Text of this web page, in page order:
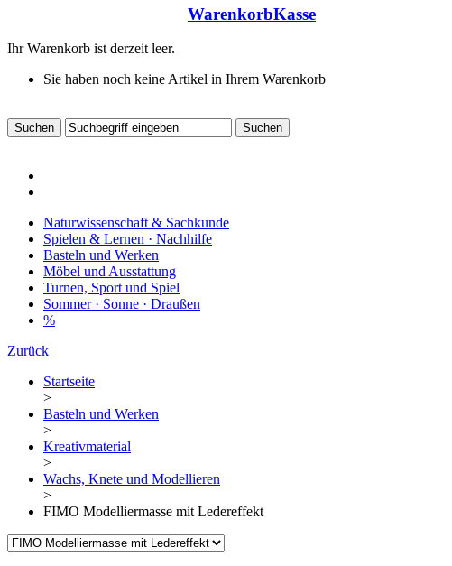
WarenkorbKasse
Ihr Warenkorb ist derzeit leer.
Sie haben noch keine Artikel in Ihrem Warenkorb
Naturwissenschaft & Sachkunde
Spielen & Lernen · Nachhilfe
Basteln und Werken
Möbel und Ausstattung
Turnen, Sport und Spiel
Sommer · Sonne · Draußen
%
Zurück
Startseite
>
Basteln und Werken
>
Kreativmaterial
>
Wachs, Knete und Modellieren
>
FIMO Modelliermasse mit Ledereffekt